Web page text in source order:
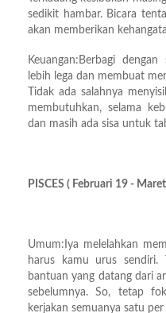
sedikit hambar. Bicara
akan memberikan
Keuangan:Berbagi
lebih lega dan membuat
Tidak ada salahnya
membutuhkan, selama
dan masih ada sisa untuk
PISCES ( Februari 19 -
Umum:Iya melelahkan
harus kamu urus sendiri.
bantuan yang datang dari
sebelumnya. So, tetap
kerjakan semuanya satu